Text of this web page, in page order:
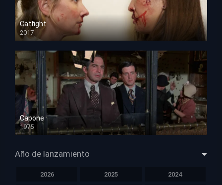
Catfight
2017
HD 720p
Capone
1975
HD 1080p
Año de lanzamiento
2026 2025 2024